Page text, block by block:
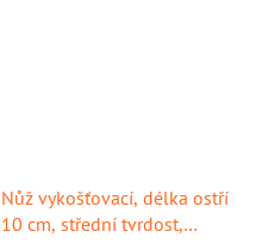
Nůž vykošťovací, délka ostří
10 cm, střední tvrdost,